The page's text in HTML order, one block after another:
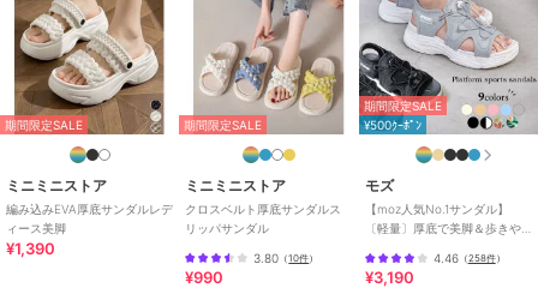
期間限定SALE
ミニミニストア
編み込みEVA厚底サンダルレデ
ィース美脚
¥1,390
期間限定SALE
ミニミニストア
クロスベルト厚底サンダルス
リッパサンダル
3.80 （10件）
¥990
期間限定SALE
¥500ｸｰﾎﾟﾝ
モズ
【moz人気No.1サンダル】
〔軽量〕厚底で美脚＆歩きや
のスポーツサンダル
4.46（258件）
¥3,190